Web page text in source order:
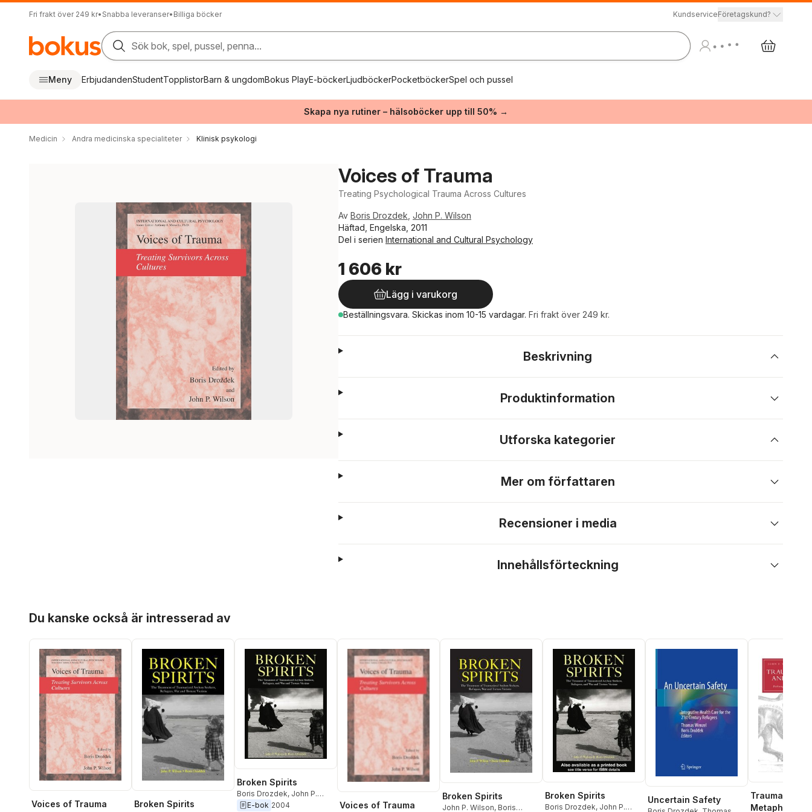
Fri frakt över 249 kr• Snabba leveranser• Billiga böcker KundserviceFöretagskund?
Sök bok, spel, pussel, penna...
Meny ErbjudandenStudentTopplistorBarn & ungdomBokus PlayE-böckerLjudböckerPocketböckerSpel och pussel
Skapa nya rutiner – hälsoböcker upp till 50% →
Medicin Andra medicinska specialiteter Klinisk psykologi
Voices of Trauma
Treating Psychological Trauma Across Cultures
Av Boris Drozdek John P. Wilson
Häftad, Engelska, 2011
Del i serien International and Cultural Psychology
1 606 kr
Lägg i varukorg
Beställningsvara. Skickas inom 10-15 vardagar. Fri frakt över 249 kr.
Beskrivning
Produktinformation
Utforska kategorier
Mer om författaren
Recensioner i media
Innehållsförteckning
Du kanske också är intresserad av
Voices of Trauma Broken Spirits
Broken Spirits
Boris Drozdek, John P.
Wilson
E-bok 2004 Voices of Trauma
Broken Spirits
John P. Wilson, Boris
Broken Spirits
Boris Drozdek, John P.
Uncertain Safety
Trauma,
Metaphor